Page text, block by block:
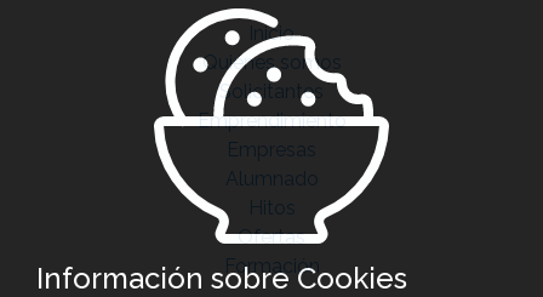
Inicio
Quiénes somos
Solicitantes
Emprendimiento
Empresas
Alumnado
Hitos
Ofertas
Formación
Información sobre Cookies